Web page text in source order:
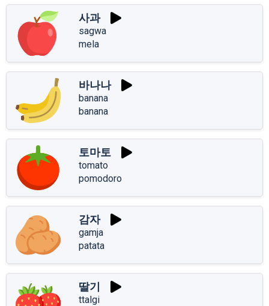
사과
sagwa
mela
바나나
banana
banana
토마토
tomato
pomodoro
감자
gamja
patata
딸기
ttalgi